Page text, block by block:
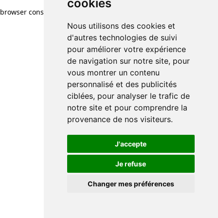
cookies
Nous utilisons des cookies et
d'autres technologies de suivi
pour améliorer votre expérience
de navigation sur notre site, pour
vous montrer un contenu
personnalisé et des publicités
ciblées, pour analyser le trafic de
notre site et pour comprendre la
provenance de nos visiteurs.
J'accepte
Je refuse
Changer mes préférences
browser console for more information)